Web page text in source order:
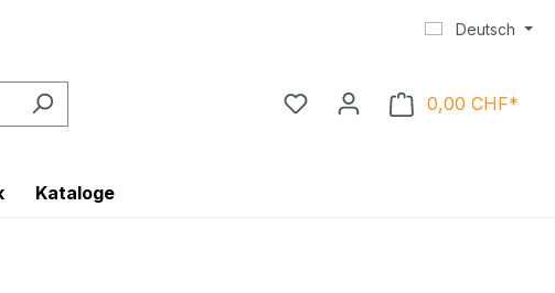
Deutsch
0,00 CHF*
Kataloge